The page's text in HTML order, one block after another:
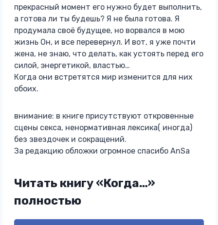
прекрасный момент его нужно будет выполнить,
а готова ли ты будешь? Я не была готова. Я
продумала своё будущее, но ворвался в мою
жизнь Он, и все перевернул. И вот, я уже почти
жена, не знаю, что делать, как устоять перед его
силой, энергетикой, властью…
Когда они встретятся мир изменится для них
обоих.
внимание: в книге присутствуют откровенные
сцены секса, ненормативная лексика( иногда)
без звездочек и сокращений.
За редакцию обложки огромное спасибо AnSa
Читать книгу «Когда…»
полностью